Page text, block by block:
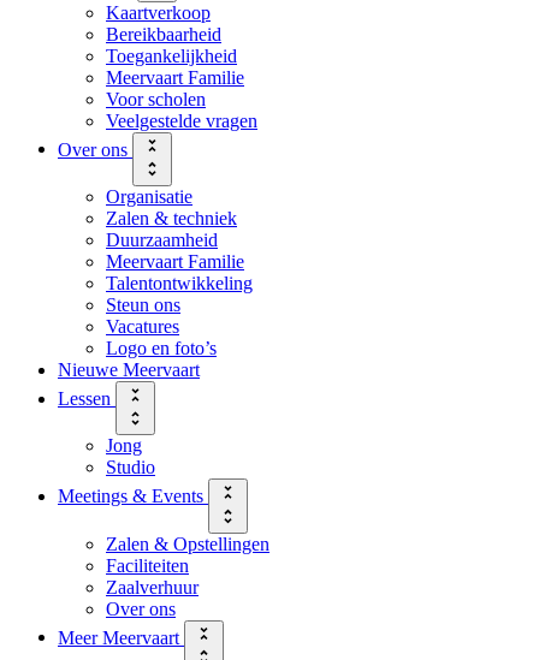
Kaartverkoop
Bereikbaarheid
Toegankelijkheid
Meervaart Familie
Voor scholen
Veelgestelde vragen
Over ons
Organisatie
Zalen & techniek
Duurzaamheid
Meervaart Familie
Talentontwikkeling
Steun ons
Vacatures
Logo en foto’s
Nieuwe Meervaart
Lessen
Jong
Studio
Meetings & Events
Zalen & Opstellingen
Faciliteiten
Zaalverhuur
Over ons
Meer Meervaart